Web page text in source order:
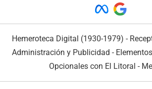
Hemeroteca Digital (1930-1979) -
Administración y Publicidad -
Opcionales con El Litoral -